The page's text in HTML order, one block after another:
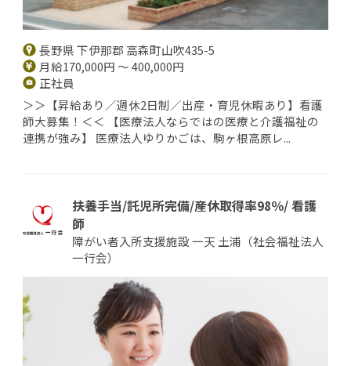
長野県 下伊那郡 高森町山吹435-5
月給170,000円 ～ 400,000円
正社員
＞＞【昇給あり／週休2日制／出産・育児休暇あり】看護
師大募集！＜＜ 【医療法人ならではの医療と介護福祉の
連携が強み】 医療法人ゆりかごは、駒ヶ根高原レ...
扶養手当/託児所完備/産休取得率98％/ 看護
師
障がい者入所支援施設 一天 土浦（社会福祉法人
一行会）